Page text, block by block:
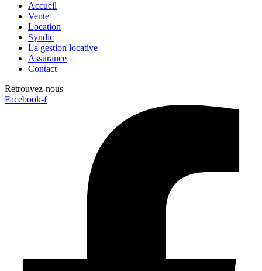
Accueil
Vente
Location
Syndic
La gestion locative
Assurance
Contact
Retrouvez-nous
Facebook-f